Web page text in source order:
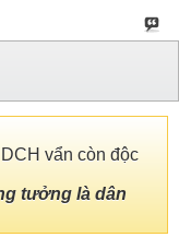
vẩn còn độc
tưởng là dân